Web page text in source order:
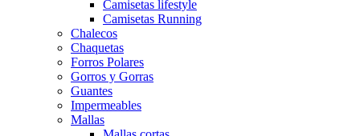
Camisetas lifestyle
Camisetas Running
Chalecos
Chaquetas
Forros Polares
Gorros y Gorras
Guantes
Impermeables
Mallas